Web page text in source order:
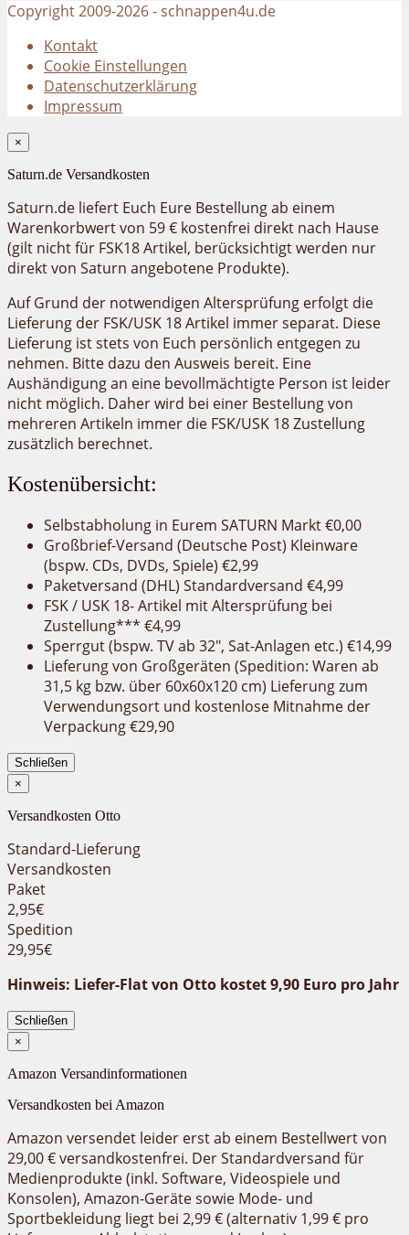
Copyright 2009-2026 - schnappen4u.de
Kontakt
Cookie Einstellungen
Datenschutzerklärung
Impressum
×
Saturn.de Versandkosten
Saturn.de liefert Euch Eure Bestellung ab einem
Warenkorbwert von 59 € kostenfrei direkt nach Hause
(gilt nicht für FSK18 Artikel, berücksichtigt werden nur
direkt von Saturn angebotene Produkte).
Auf Grund der notwendigen Altersprüfung erfolgt die
Lieferung der FSK/USK 18 Artikel immer separat. Diese
Lieferung ist stets von Euch persönlich entgegen zu
nehmen. Bitte dazu den Ausweis bereit. Eine
Aushändigung an eine bevollmächtigte Person ist leider
nicht möglich. Daher wird bei einer Bestellung von
mehreren Artikeln immer die FSK/USK 18 Zustellung
zusätzlich berechnet.
Kostenübersicht:
Selbstabholung in Eurem SATURN Markt €0,00
Großbrief-Versand (Deutsche Post) Kleinware
(bspw. CDs, DVDs, Spiele) €2,99
Paketversand (DHL) Standardversand €4,99
FSK / USK 18- Artikel mit Altersprüfung bei
Zustellung*** €4,99
Sperrgut (bspw. TV ab 32″, Sat-Anlagen etc.) €14,99
Lieferung von Großgeräten (Spedition: Waren ab
31,5 kg bzw. über 60x60x120 cm) Lieferung zum
Verwendungsort und kostenlose Mitnahme der
Verpackung €29,90
Schließen
×
Versandkosten Otto
Standard-Lieferung
Versandkosten
Paket
2,95€
Spedition
29,95€
Hinweis: Liefer-Flat von Otto kostet 9,90 Euro pro Jahr
Schließen
×
Amazon Versandinformationen
Versandkosten bei Amazon
Amazon versendet leider erst ab einem Bestellwert von
29,00 € versandkostenfrei. DerStandardversand für
Medienprodukte (inkl. Software, Videospiele und
Konsolen), Amazon-Geräte sowie Mode- und
Sportbekleidung liegt bei 2,99 € (alternativ 1,99 € pro